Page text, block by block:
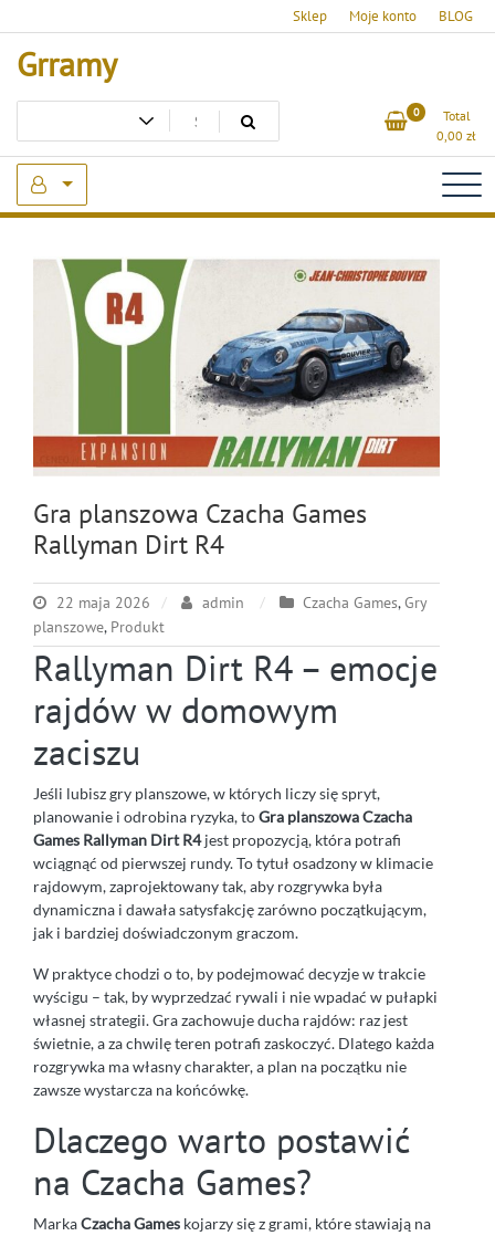
to
content
Sklep Moje konto BLOG
Grramy
0
Total
0,00 zł
Gra planszowa Czacha Games
Rallyman Dirt R4
22 maja 2026 admin Czacha Games,Gry
planszowe, Produkt
Rallyman Dirt R4 – emocje
rajdów w domowym
zaciszu
Jeśli lubisz gry planszowe, w których liczy się spryt,
planowanie i odrobina ryzyka, toGra planszowa Czacha
Games Rallyman Dirt R4jest propozycją, która potrafi
wciągnąć od pierwszej rundy. To tytuł osadzony w klimacie
rajdowym, zaprojektowany tak, aby rozgrywka była
dynamiczna i dawała satysfakcję zarówno początkującym,
jak i bardziej doświadczonym graczom.
W praktyce chodzi o to, by podejmować decyzje w trakcie
wyścigu – tak, by wyprzedzać rywali i nie wpadać w pułapki
własnej strategii. Gra zachowuje ducha rajdów: raz jest
świetnie, a za chwilę teren potrafi zaskoczyć. Dlatego każda
rozgrywka ma własny charakter, a plan na początku nie
zawsze wystarcza na końcówkę.
Dlaczego warto postawić
na Czacha Games?
MarkaCzacha Games kojarzy się z grami, które stawiają na